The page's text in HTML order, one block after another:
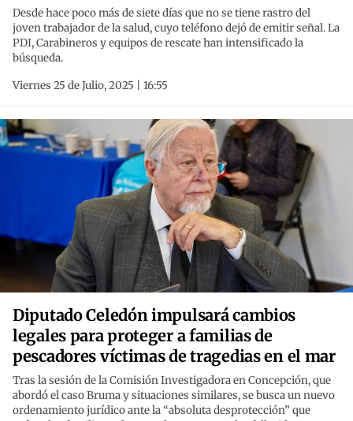
Desde hace poco más de siete días que no se tiene rastro del
joven trabajador de la salud, cuyo teléfono dejó de emitir señal. La
PDI, Carabineros y equipos de rescate han intensificado la
búsqueda.
Viernes 25 de Julio, 2025 | 16:55
Diputado Celedón impulsará cambios
legales para proteger a familias de
pescadores víctimas de tragedias en el mar
Tras la sesión de la Comisión Investigadora en Concepción, que
abordó el caso Bruma y situaciones similares, se busca un nuevo
ordenamiento jurídico ante la “absoluta desprotección” que